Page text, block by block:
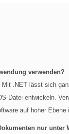
verwenden?
.NET lässt sich
Datei entwickeln.
auf hoher
nur unter